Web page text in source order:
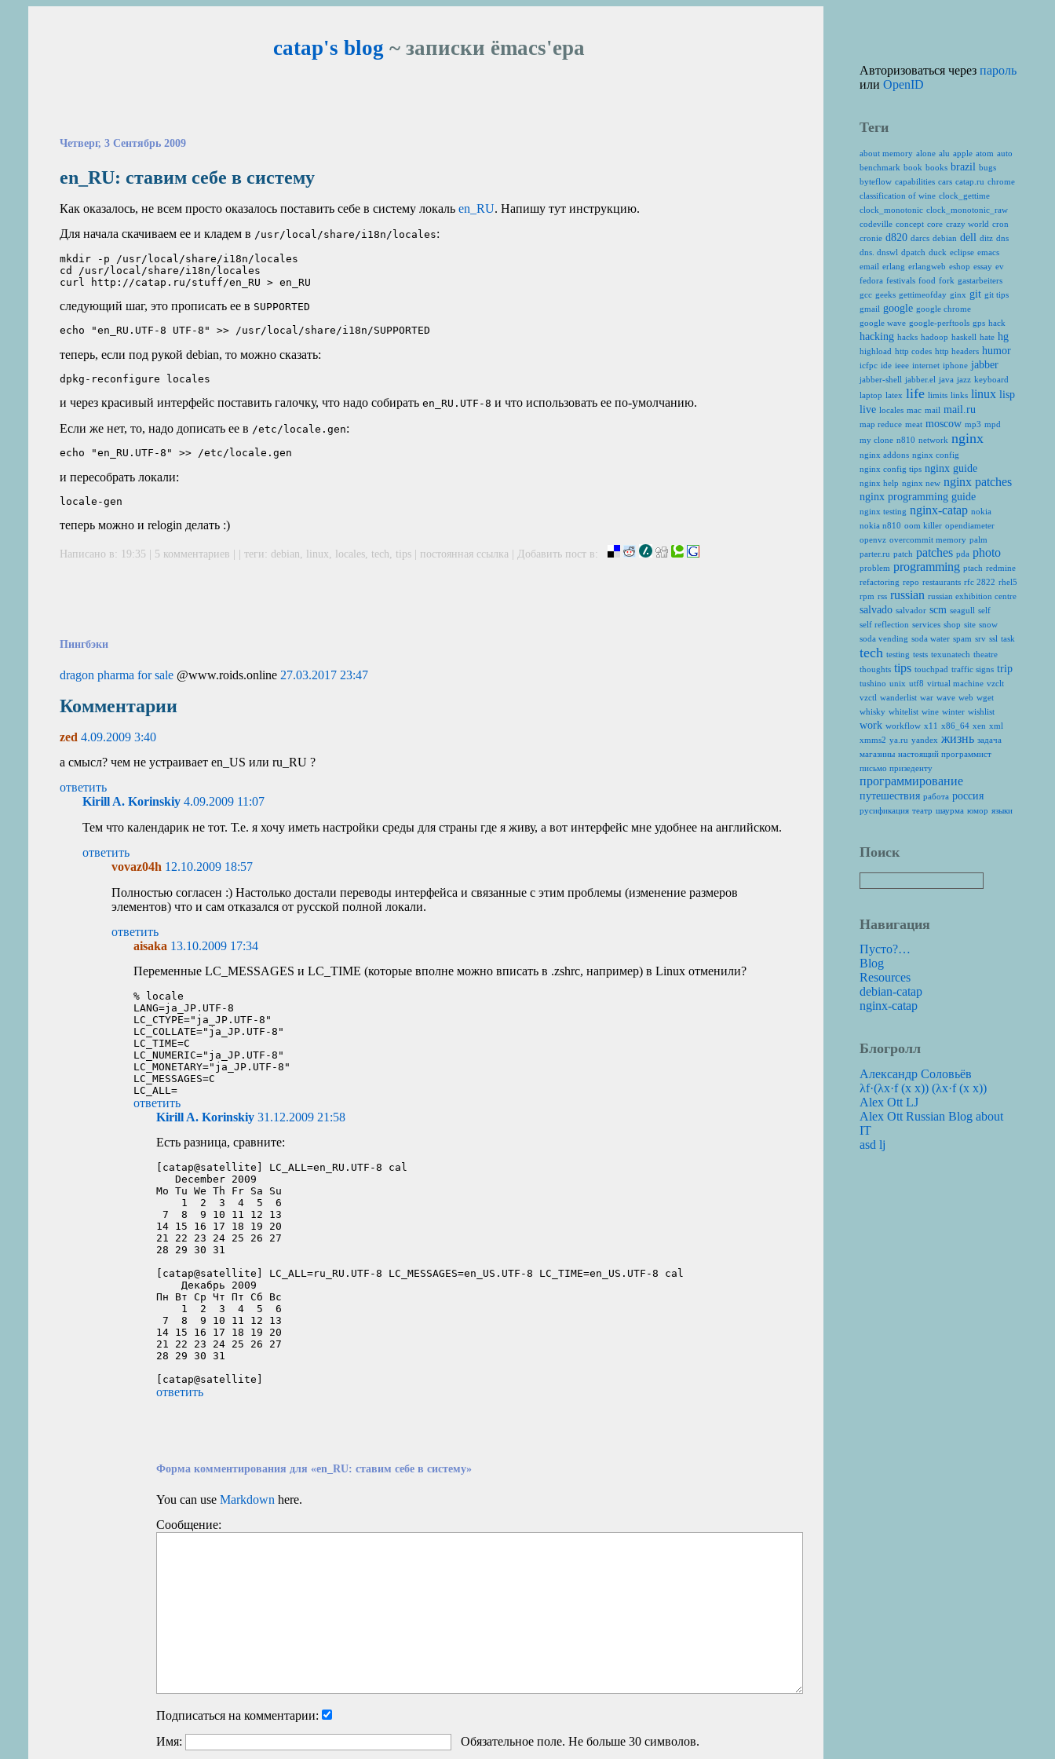
catap's blog ~ записки ёmacs'ера
Четверг, 3 Сентябрь 2009
en_RU: ставим себе в систему
Как оказалось, не всем просто оказалось поставить себе в систему локальen_RU. Напишу тут инструкцию.
Для начала скачиваем ее и кладем в /usr/local/share/i18n/locales:
mkdir -p /usr/local/share/i18n/locales
cd /usr/local/share/i18n/locales
следующий шаг, это прописать ее в SUPPORTED
теперь, если под рукой debian, то можно сказать:
и через красивый интерфейс поставить галочку, что надо собиратьen_RU.UTF-8 и что использовать ее по-умолчанию.
Если же нет, то, надо дописать ее в /etc/locale.gen:
и пересобрать локали:
теперь можно и relogin делать :)
Написано в: 19:35 | 5 комментариев | | теги: debian linux locales tech tips | постоянная ссылка | Добавить пост в:
Пингбэки
dragon pharma for sale @www.roids.online 27.03.2017 23:47
Комментарии
zed4.09.2009 3:40
а смысл? чем не устраивает en_US или ru_RU ?
ответить
Kirill A. Korinskiy 4.09.2009 11:07
Тем что календарик не тот. Т.е. я хочу иметь настройки среды для страны где я живу, а вот интерфейс мне удобнее на английском.
ответить
vovaz04h 12.10.2009 18:57
Полностью согласен :) Настолько достали переводы интерфейса и связанные с этим проблемы (изменение размеров
элементов) что и сам отказался от русской полной локали.
ответить
aisaka 13.10.2009 17:34
Переменные LC_MESSAGES и LC_TIME (которые вполне можно вписать в .zshrc, например) в Linux отменили?
% locale
LANG=ja_JP.UTF-8
LC_CTYPE="ja_JP.UTF-8"
LC_COLLATE="ja_JP.UTF-8"
LC_TIME=C
LC_NUMERIC="ja_JP.UTF-8"
LC_MONETARY="ja_JP.UTF-8"
LC_MESSAGES=C
ответить
Kirill A. Korinskiy 31.12.2009 21:58
Есть разница, сравните:
[catap@satellite] LC_ALL=en_RU.UTF-8 cal
   December 2009
Mo Tu We Th Fr Sa Su
    1  2  3  4  5  6
7  8  9 10 11 12 13
14 15 16 17 18 19 20
21 22 23 24 25 26 27
28 29 30 31
[catap@satellite] LC_ALL=ru_RU.UTF-8 LC_MESSAGES=en_US.UTF-8 LC_TIME=en_US.UTF-8 cal
    Декабрь 2009
Пн Вт Ср Чт Пт Сб Вс
    1  2  3  4  5  6
7  8  9 10 11 12 13
14 15 16 17 18 19 20
21 22 23 24 25 26 27
28 29 30 31
ответить
Форма комментирования для «en_RU: ставим себе в систему»
You can use Markdown here.
Сообщение:
Подписаться на комментарии:
Имя:
Обязательное поле. Не больше 30 символов.
Авторизоваться черезпароль
илиOpenID
Теги
about memory alone alu apple atom auto
benchmark book books brazil bugs
byteflow capabilities cars catap.ru chrome
classification of wine clock_gettime
clock_monotonic clock_monotonic_raw
codeville concept core crazy world cron
cronie d820 darcs debian dell ditz dns
dns. dnswl dpatch duck eclipse emacs
email erlang erlangweb eshop essay ev
fedora festivals food fork gastarbeiters
gcc geeks gettimeofday ginx git git tips
gmail google google chrome
google wave google-perftools gps hack
hacking hacks hadoop haskell hate hg
highload http codes http headers humor
icfpc ide ieee internet iphone jabber
jabber-shell jabber.el java jazz keyboard
laptop latex life limits links linux lisp
live locales mac mail mail.ru
map reduce meat moscow mp3 mpd
my clone n810 network nginx
nginx addons nginx config
nginx config tips nginx guide
nginx help nginx new nginx patches
nginx programming guide
nginx testing nginx-catap nokia
nokia n810 oom killer opendiameter
openvz overcommit memory palm
parter.ru patch patches pda photo
problem programming ptach redmine
refactoring repo restaurants rfc 2822 rhel5
rpm rss russian russian exhibition centre
salvado salvador scm seagull self
self reflection services shop site snow
soda vending soda water spam srv ssl task
tech testing tests texunatech theatre
thoughts tips touchpad traffic signs trip
tushino unix utf8 virtual machine vzclt
vzctl wanderlist war wave web wget
whisky whitelist wine winter wishlist
work workflow x11 x86_64 xen xml
xmms2 ya.ru yandex жизнь задача
магазины настоящий программист
письмо призеденту
программирование
путешествия работа россия
русификация театр шаурма юмор языки
Поиск
Навигация
Пусто?…
Blog
Resources
debian-catap
nginx-catap
Блогролл
Александр Соловьёв
λf·(λx·f (x x)) (λx·f (x x))
Alex Ott LJ
Alex Ott Russian Blog about
IT
asd lj